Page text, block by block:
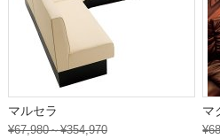
マルセラ
¥67,980～¥354,970
マ